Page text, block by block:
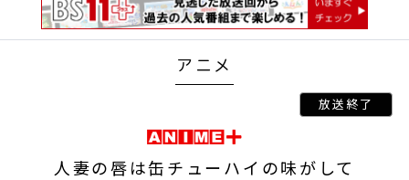
アニメ
人妻の唇は缶チューハイの味がして